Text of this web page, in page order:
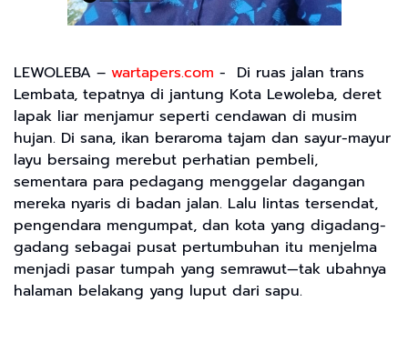
LEWOLEBA – wartapers.com - Di ruas jalan trans
Lembata, tepatnya di jantung Kota Lewoleba, deret
lapak liar menjamur seperti cendawan di musim
hujan. Di sana, ikan beraroma tajam dan sayur-mayur
layu bersaing merebut perhatian pembeli,
sementara para pedagang menggelar dagangan
mereka nyaris di badan jalan. Lalu lintas tersendat,
pengendara mengumpat, dan kota yang digadang-
gadang sebagai pusat pertumbuhan itu menjelma
menjadi pasar tumpah yang semrawut—tak ubahnya
halaman belakang yang luput dari sapu.